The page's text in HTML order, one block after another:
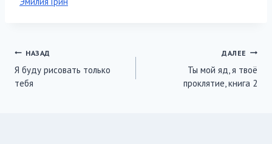
Навигация
по
НАЗАД
Я буду рисовать только
тебя
ДАЛЕЕ
Ты мой яд, я твоё
проклятие, книга 2